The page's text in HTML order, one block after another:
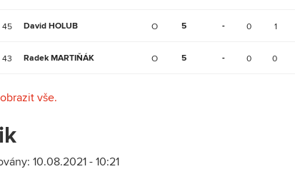
45 David HOLUB O 5 - 0 1
43 Radek MARTIŇÁK O 5 - 0 0
vše.
10.08.2021 - 10:21